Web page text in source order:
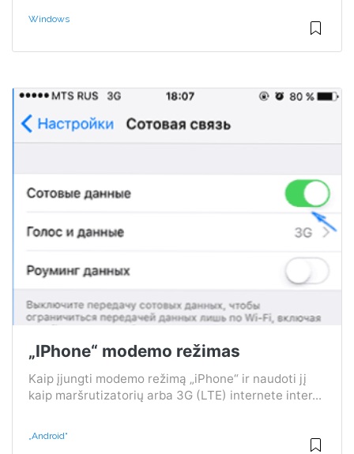
Windows
„IPhone“ modemo režimas
Kaip įjungti modemo režimą „iPhone“ ir naudoti jį
kaip maršrutizatorių arba 3G (LTE) internete inter...
„Android“